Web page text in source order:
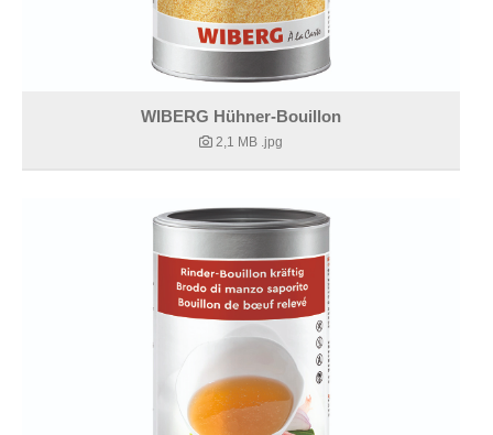
WIBERG Hühner-Bouillon
2,1 MB .jpg